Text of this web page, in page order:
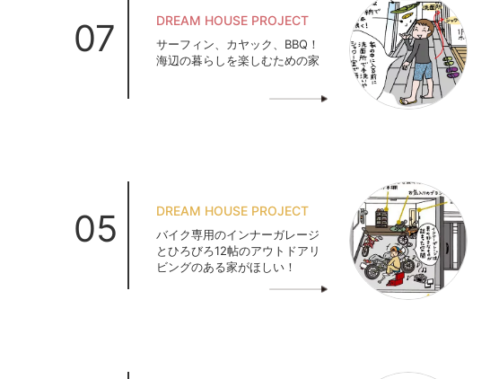
07 DREAM HOUSE PROJECT
サーフィン、カヤック、BBQ！
海辺の暮らしを楽しむための家
05 DREAM HOUSE PROJECT
バイク専用のインナーガレージ
とひろびろ12帖のアウトドアリ
ビングのある家がほしい！